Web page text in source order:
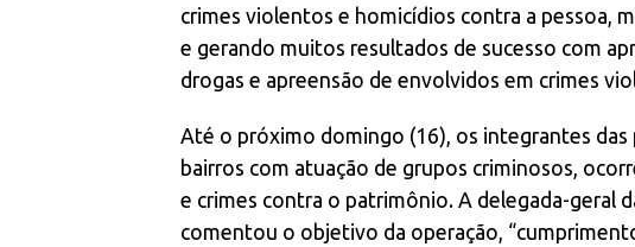
crimes violentos e homicídios contra a pessoa,
e gerando muitos resultados de sucesso com
drogas e apreensão de envolvidos em crimes
Até o próximo domingo (16), os integrantes
bairros com atuação de grupos criminosos,
e crimes contra o patrimônio. A delegada-geral
comentou o objetivo da operação,